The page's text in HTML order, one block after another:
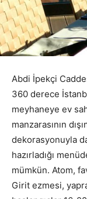
Abdi İpekçi
360 derece
meyhaneye ev
manzarasının
dekorasyonuyla
hazırladığı
mümkün. Atom,
Girit ezmesi,